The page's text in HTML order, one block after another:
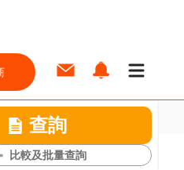
查詢
比較及批量查詢